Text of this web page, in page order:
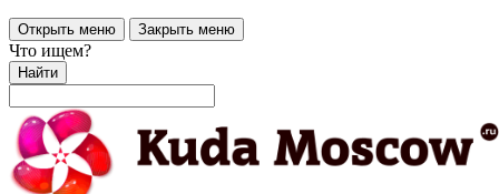
Открыть меню Закрыть меню
Что ищем?
Найти